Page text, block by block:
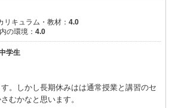
リキュラム・教材： 4.0
の環境： 4.0
学生
。しかし長期休みはは通常授業と講習のセ
むかなと思います。